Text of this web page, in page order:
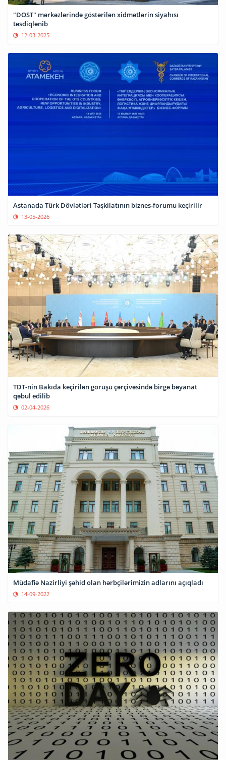
"DOST" mərkəzlərində göstərilən xidmətlərin siyahısı
təsdiqlənib
12-03-2025
Astanada Türk Dövlətləri Təşkilatının biznes-forumu keçirilir
13-05-2026
TDT-nin Bakıda keçirilən görüşü çərçivəsində birgə bəyanat
qəbul edilib
02-04-2026
Müdafiə Nazirliyi şəhid olan hərbçilərimizin adlarını açıqladı
14-09-2022